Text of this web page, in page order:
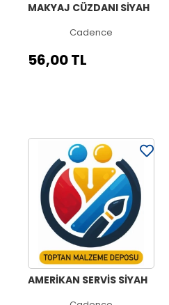
MAKYAJ CÜZDANI SİYAH
Cadence
56,00 TL
AMERİKAN SERVİS SİYAH